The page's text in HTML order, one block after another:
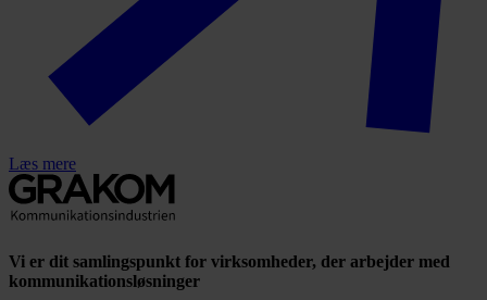
Læs mere
Vi er dit samlingspunkt for virksomheder, der arbejder med
kommunikationsløsninger